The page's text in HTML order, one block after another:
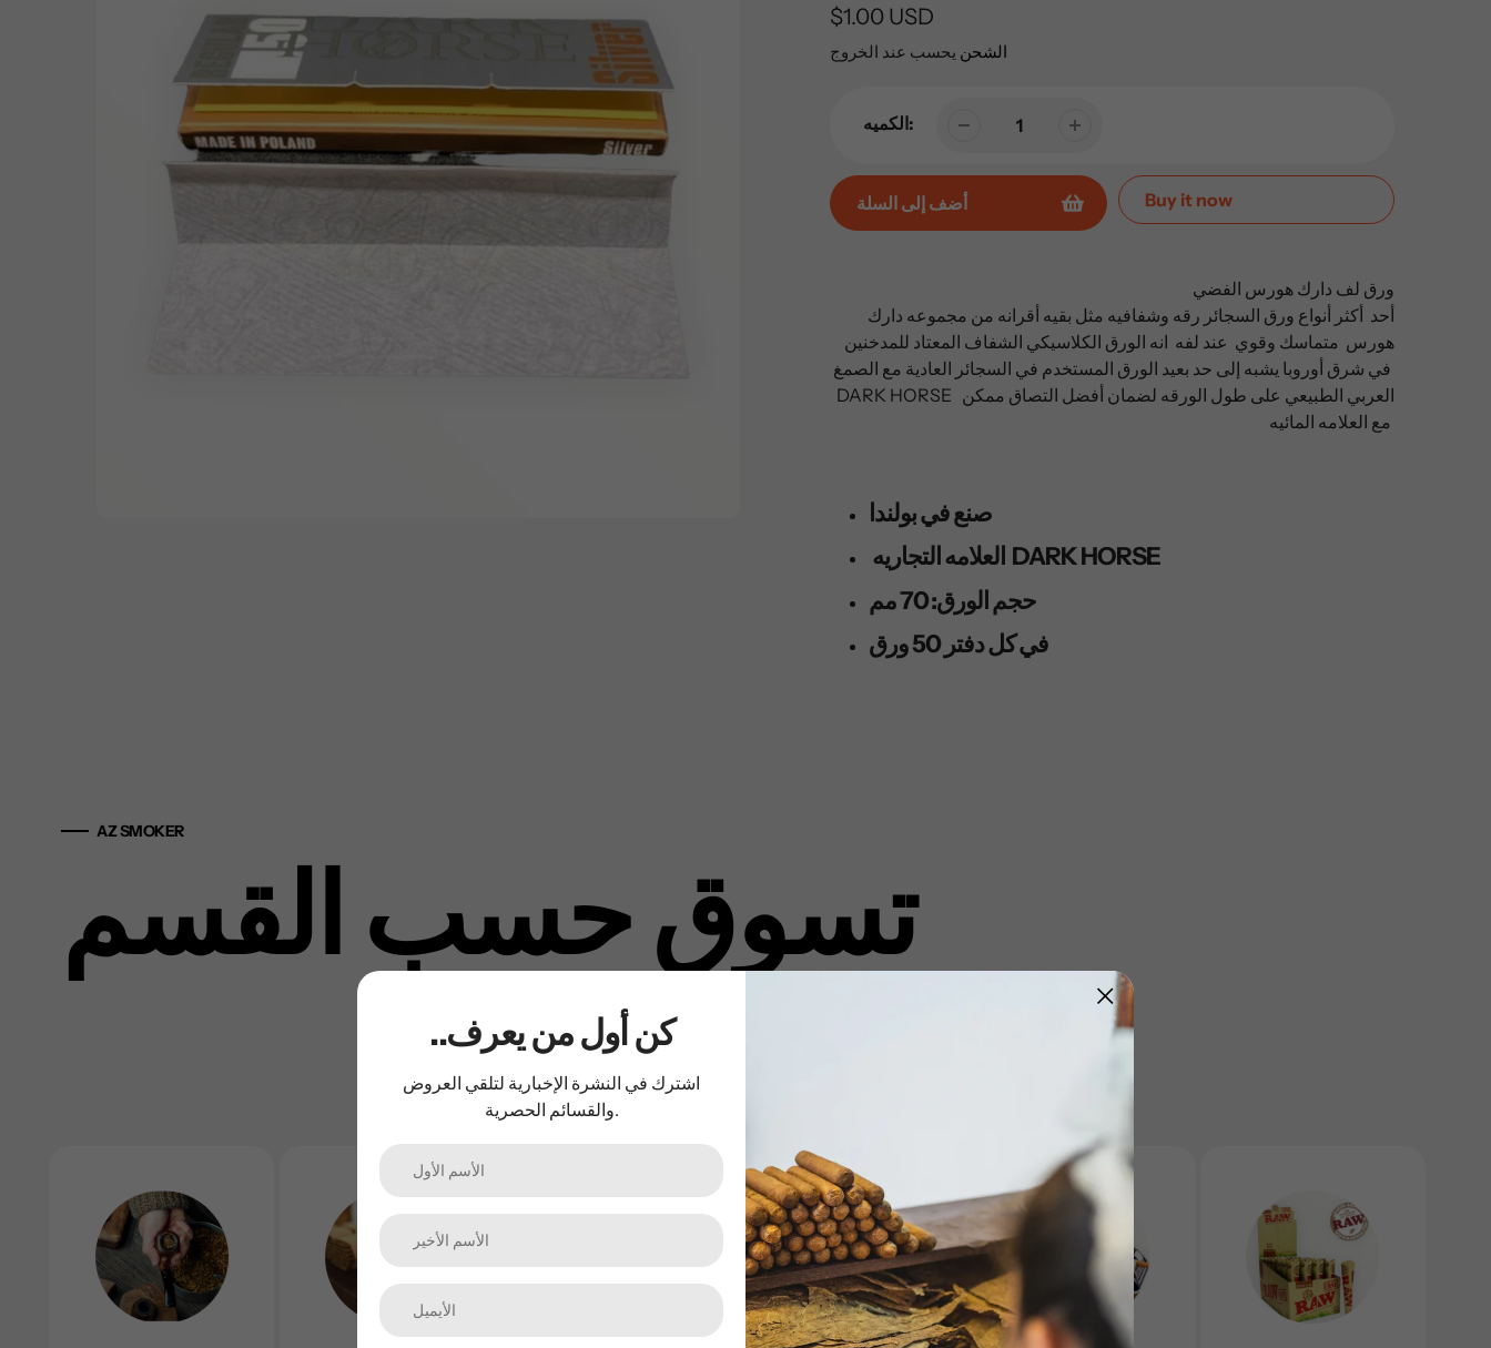
السعر
العادي
$1.00 USD
الشحن يحسب عند الخروج
الكميه:
أضف إلى السلة Buy it now
التسوق
الخاصة
ورق لف دارك هورس الفضي
أحد أكثر أنواع ورق السجائر رقه وشفافيه مثل بقيه أقرانه من مجموعه دارك
هورس متماسك وقوي عند لفه انه الورق الكلاسيكي الشفاف المعتاد للمدخنين
DARK HORSE العربي الطبيعي على طول الورقه لضمان أفضل التصاق ممكن
صنع في بولندا
العلامه التجاريه DARK HORSE
حجم الورق: 70 مم
في كل دفتر 50 ورق
AZ SMOKER
تسوق حسب القسم
..كن أول من يعرف
اشترك في النشرة الإخبارية لتلقي العروض
والقسائم الحصرية.